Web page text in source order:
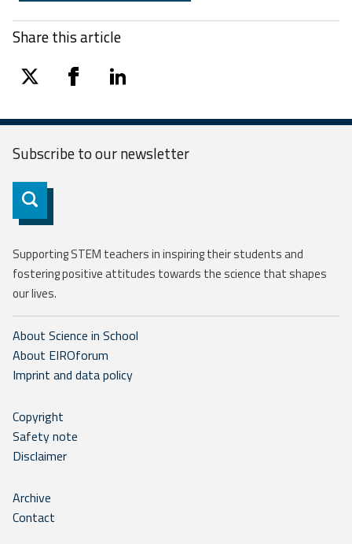
Share this article
twitter facebooklinkedin
Subscribe to ournewsletter
Subscribe
Supporting STEM teachers in inspiring their students and
fostering positive attitudes towards the science that shapes
our lives.
About Science in School
About EIROforum
Imprint and data policy
Copyright
Safety note
Disclaimer
Archive
Contact